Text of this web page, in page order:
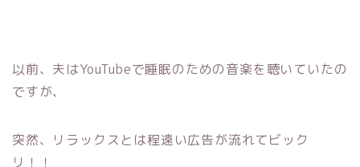
以前、夫はYouTubeで睡眠のための音楽を聴いていたの
ですが、
突然、リラックスとは程遠い広告が流れてビック
リ！！